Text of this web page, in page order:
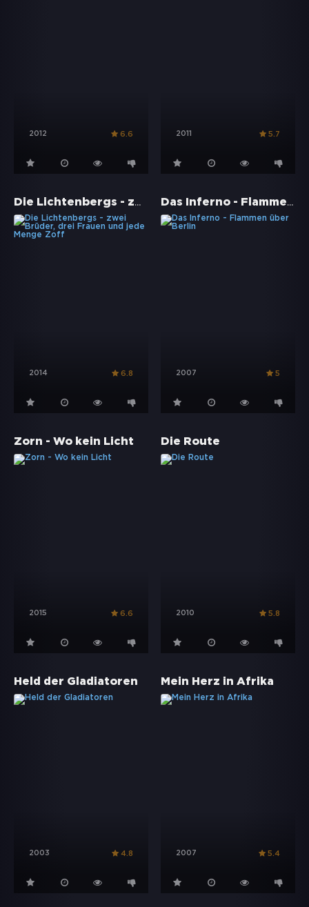
2012 6.6 2011 5.7
Die Lichtenbergs - zwei Brüder, drei Frauen und jede Menge Zoff
2014 6.8
Das Inferno - Flammen über Berlin
2007 5
Zorn - Wo kein Licht
2015 6.6
Die Route
2010 5.8
Held der Gladiatoren
2003 4.8
Mein Herz in Afrika
2007 5.4